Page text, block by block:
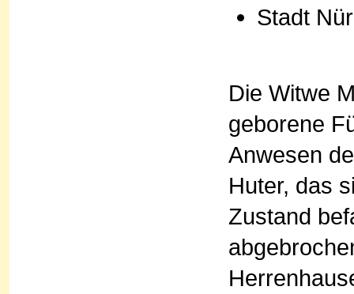
Stadt
Die Witwe
geborene
Anwesen
Huter, das
Zustand